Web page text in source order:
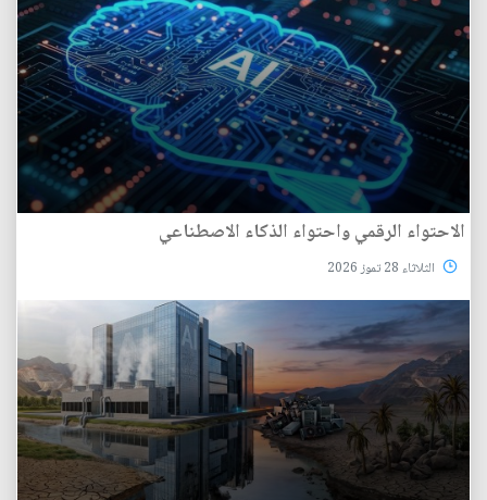
الاحتواء الرقمي واحتواء الذكاء الاصطناعي
الثلاثاء 28 تموز 2026